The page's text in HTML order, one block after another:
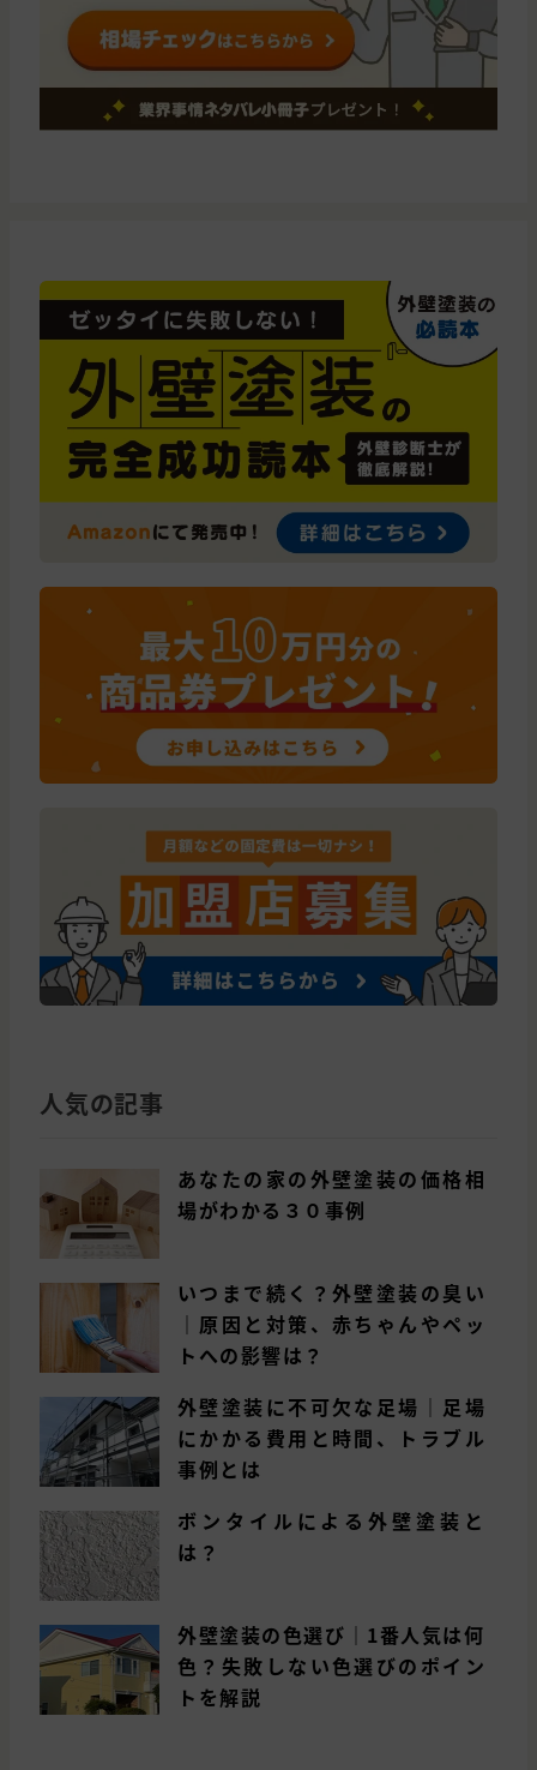
人気の記事
あなたの家の外壁塗装の価格相
場がわかる３０事例
いつまで続く？外壁塗装の臭い
｜原因と対策、赤ちゃんやペッ
トへの影響は？
外壁塗装に不可欠な足場｜足場
にかかる費用と時間、トラブル
事例とは
ボンタイルによる外壁塗装と
は？
外壁塗装の色選び｜1番人気は何
色？失敗しない色選びのポイン
トを解説